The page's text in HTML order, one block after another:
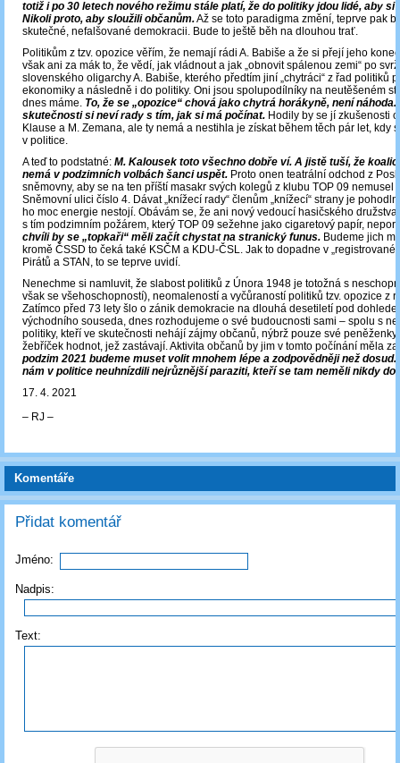
totiž i po 30 letech nového režimu stále platí, že do politiky jdou lidé, aby si
Nikoli proto, aby sloužili občanům.Až se toto paradigma změní, teprve pak
skutečné, nefalšované demokracii. Bude to ještě běh na dlouhou trať.
Politikům z tzv. opozice věřím, že nemají rádi A. Babiše a že si přejí jeho
však ani za mák to, že vědí, jak vládnout a jak „obnovit spálenou zemi“ po
slovenského oligarchy A. Babiše, kterého předtím jiní „chytráci“ z řad politiků
ekonomiky a následně i do politiky. Oni jsou spolupodílníky na neutěšeném
dnes máme. To, že se „opozice“ chová jako chytrá horákyně, není náhoda.
skutečnosti si neví rady s tím, jak si má počínat. Hodily by se jí zkušenosti
Klause a M. Zemana, ale ty nemá a nestihla je získat během těch pár let, kdy
v politice.
A teď to podstatné: M. Kalousek toto všechno dobře ví. A jistě tuší, že
nemá v podzimních volbách šanci uspět. Proto onen teatrální odchod z
sněmovny, aby se na ten příští masakr svých kolegů z klubu TOP 09 nemusel
Sněmovní ulici číslo 4. Dávat „knížecí rady“ členům „knížecí“ strany je
ho moc energie nestojí. Obávám se, že ani nový vedoucí hasičského
s tím podzimním požárem, který TOP 09 sežehne jako cigaretový papír,
chvíli by se „topkaři“ měli začít chystat na stranický funus. Budeme jich
kromě ČSSD to čeká také KSČM a KDU-ČSL. Jak to dopadne v
Pirátů a STAN, to se teprve uvidí.
Nenechme si namluvit, že slabost politiků z Února 1948 je totožná s
však se všehoschopností), neomaleností a vyčůraností politiků tzv. opozice z
Zatímco před 73 lety šlo o zánik demokracie na dlouhá desetiletí pod
východního souseda, dnes rozhodujeme o své budoucnosti sami – spolu s
politiky, kteří ve skutečnosti nehájí zájmy občanů, nýbrž pouze své
žebříček hodnot, jež zastávají. Aktivita občanů by jim v tomto počínání měla
podzim 2021 budeme muset volit mnohem lépe a zodpovědněji než dosud.
nám v politice neuhnízdili nejrůznější paraziti, kteří se tam neměli nikdy
17. 4. 2021
‒ RJ ‒
Komentáře
Přidat komentář
Jméno:
Nadpis:
Text: